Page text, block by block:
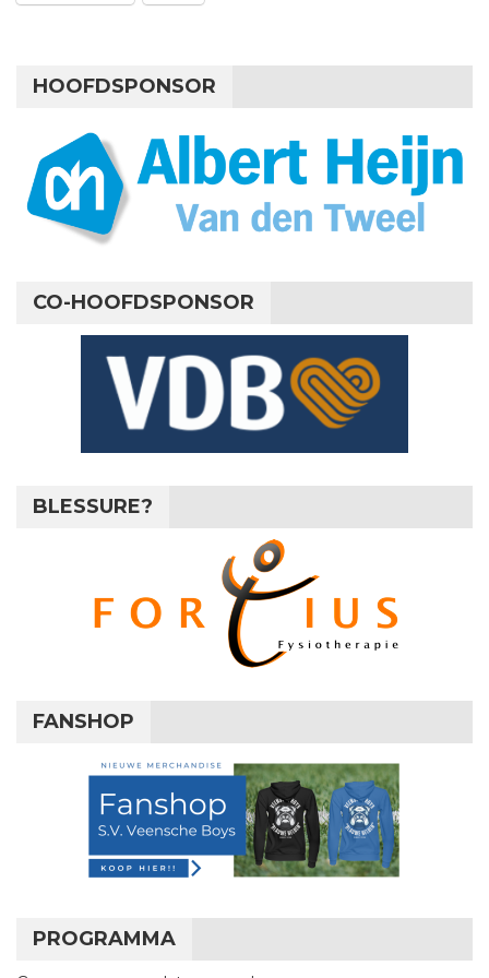
HOOFDSPONSOR
CO-HOOFDSPONSOR
BLESSURE?
FANSHOP
PROGRAMMA